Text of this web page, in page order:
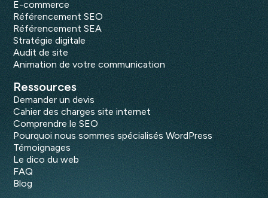
E-commerce
Référencement SEO
Référencement SEA
Stratégie digitale
Audit de site
Animation de votre communication
Ressources
Demander un devis
Cahier des charges site internet
Comprendre le SEO
Pourquoi nous sommes spécialisés WordPress
Témoignages
Le dico du web
FAQ
Blog